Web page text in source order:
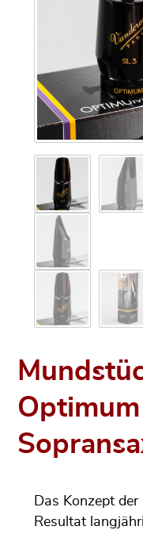
Das Konzept
Resultat